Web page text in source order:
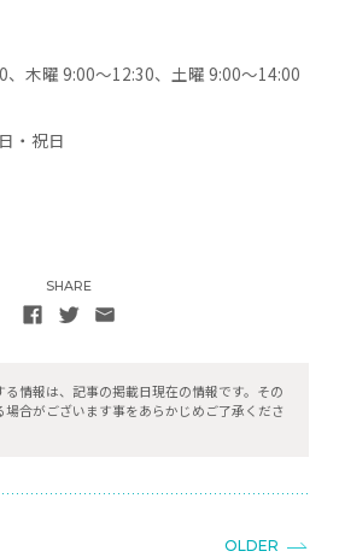
木曜 9:00～12:30、 土曜 9:00～14:00
・祝日
SHARE
情報は、記事の掲載日現在の情報です。 その
合がございます事をあらかじめご了承くださ
OLDER